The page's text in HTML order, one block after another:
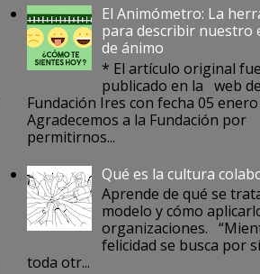
El Animómetro: La
para describir nuestro
de ánimo
* El artículo original
publicado en la web
Fundación Ires con fecha 05 enero
Agradecemos a la Fundación por
permitirnos...
Qué es la cultura
Aprende de qué se
modelo y cómo
organizaciones.
felicidad se busca por
toda otr...